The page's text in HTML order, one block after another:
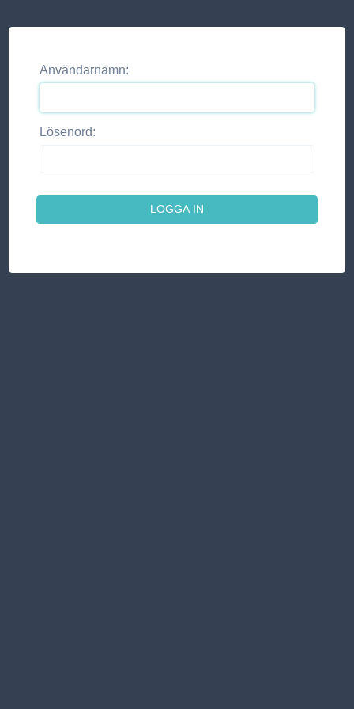
Användarnamn:
Lösenord: